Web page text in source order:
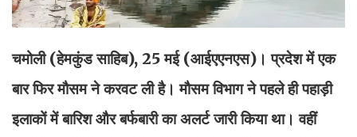
चमोली (हेमकुंड साहिब), 25 मई (आईएएनएस)। प्रदेश में एक
बार फिर मौसम ने करवट ली है। मौसम विभाग ने पहले ही पहाड़ी
इलाकों में बारिश और बर्फबारी का अलर्ट जारी किया था। वहीं